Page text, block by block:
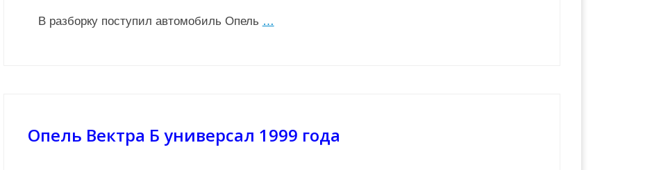
В разборку поступил автомобиль Опель …
Опель Вектра Б универсал 1999 года